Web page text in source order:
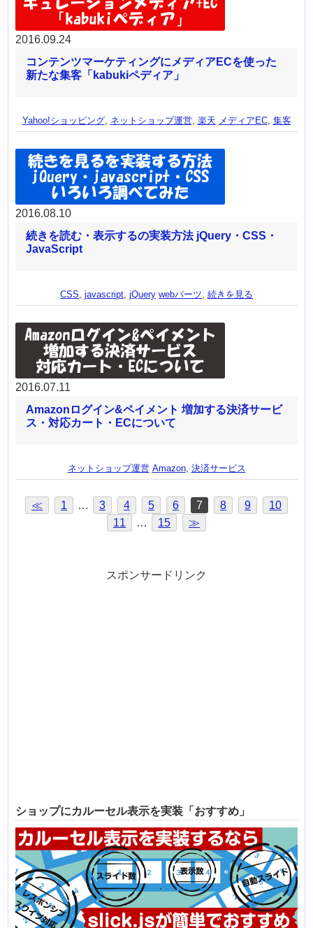
2016.09.24
コンテンツマーケティングにメディアECを使った
新たな集客「kabukiペディア」
Yahoo!ショッピング, ネットショップ運営, 楽天 メディアEC, 集客
2016.08.10
続きを読む・表示するの実装方法 jQuery・CSS・
JavaScript
CSS, javascript, jQuery webパーツ, 続きを見る
2016.07.11
Amazonログイン&ペイメント 増加する決済サービ
ス・対応カート・ECについて
ネットショップ運営 Amazon, 決済サービス
≪ 1 … 3 4 5 6 7 8 9
10
11
… 15 ≫
スポンサードリンク
ショップにカルーセル表示を実装「おすすめ」